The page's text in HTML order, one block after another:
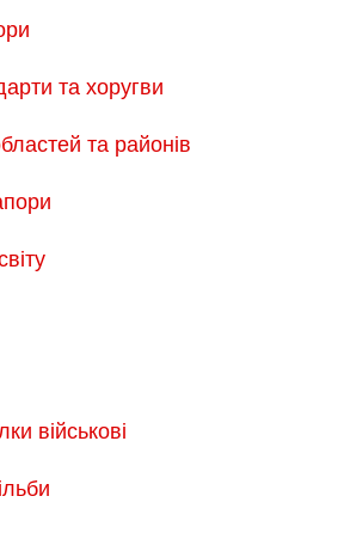
та хоругви
та районів
військові